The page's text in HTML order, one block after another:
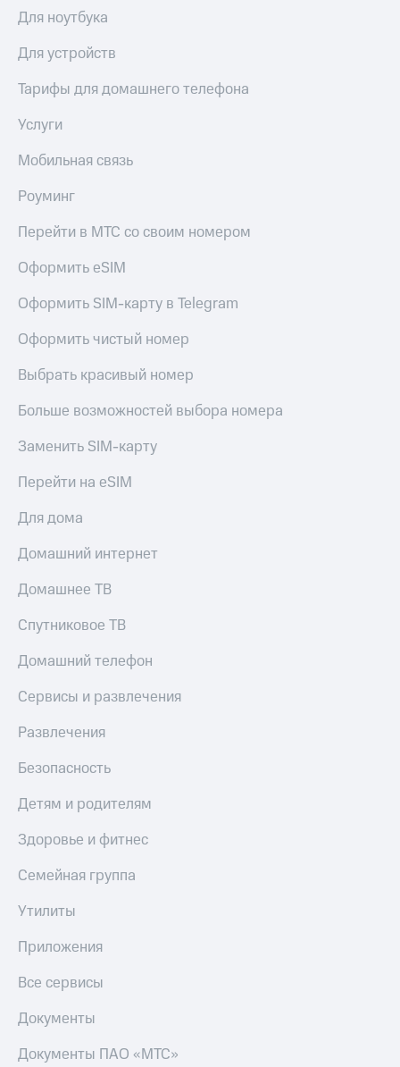
Пополнить
МТС
Настройки
номер
Оплата
и
ТВ
Переводы
телефона
по QR-
за границей
магазин
Наушники
и
Умные
часы
и
дом
Планшеты
Акции
скидки
Все
товары
Для ноутбука
Для устройств
Тарифы для домашнего телефона
Услуги
Мобильная связь
Роуминг
Перейти в МТС со своим номером
Оформить eSIM
Оформить SIM-карту в Telegram
Оформить чистый номер
Выбрать красивый номер
Больше возможностей выбора номера
Заменить SIM-карту
Перейти на eSIM
Для дома
Домашний интернет
Домашнее ТВ
Спутниковое ТВ
Домашний телефон
Сервисы и развлечения
Развлечения
Безопасность
Детям и родителям
Здоровье и фитнес
Семейная группа
Утилиты
Приложения
Все сервисы
Документы
Документы ПАО «МТС»